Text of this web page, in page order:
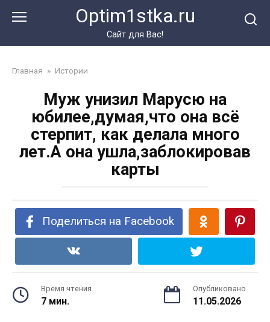
Optim1stka.ru
Сайт для Вас!
Главная » Истории
Муж унизил Марусю на
юбилее,думая,что она всё
стерпит, как делала много
лет.А она ушла,заблокировав
карты
Поделиться на Facebook
Время чтения
7 мин.
Опубликовано
11.05.2026